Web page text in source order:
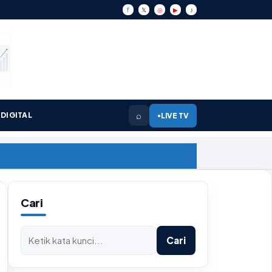
f 𝕏 ◎ ▶ ♪
⌕ ●LIVE TV
Cari
Cari